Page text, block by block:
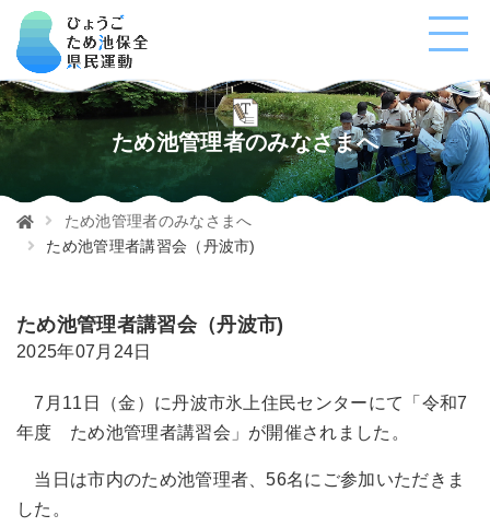
ため池管理者のみなさまへ
ため池管理者のみなさまへ
ため池管理者講習会（丹波市)
ため池管理者講習会（丹波市)
2025年07月24日
7月11日（金）に丹波市氷上住民センターにて「令和7
年度 ため池管理者講習会」が開催されました。
当日は市内のため池管理者、56名にご参加いただきま
した。